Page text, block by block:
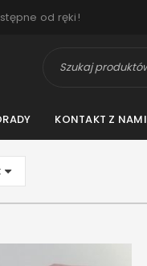
od ręki!
KONTAKT Z NAMI